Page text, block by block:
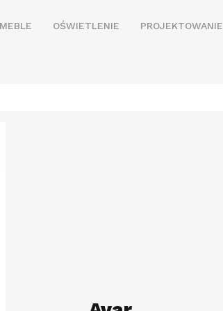
MEBLE OŚWIETLENIE PROJEKTOWANIE